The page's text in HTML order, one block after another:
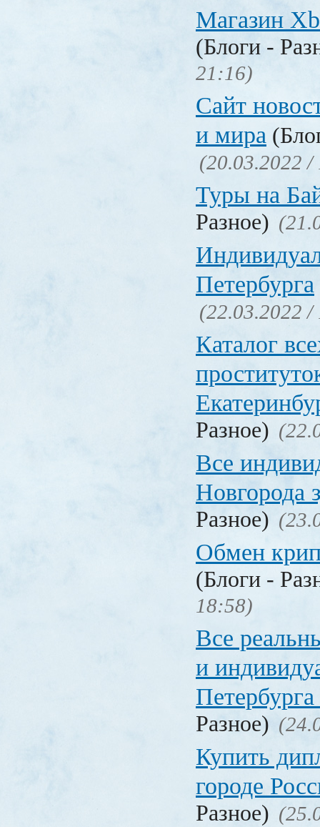
Магазин
(Блоги -
21:16)
Сайт
и мира
(20.03.2022 /
Туры на
Разное)
Петербурга
(22.03.2022 /
Каталог
Разное)
Все
Новгорода
Разное)
Обмен
(Блоги -
18:58)
Все
и
Петербурга
Разное)
Купить
городе
Разное)